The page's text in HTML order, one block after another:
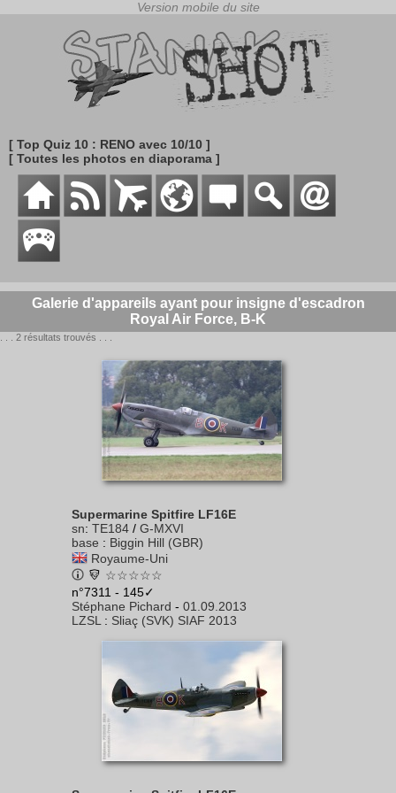
[ Top Quiz 10 : RENO avec 10/10 ]
[ Toutes les photos en diaporama ]
Galerie d'appareils ayant pour insigne d'escadron
Royal Air Force, B-K
. . . 2 résultats trouvés . . .
Supermarine Spitfire LF16E
sn: TE184 / G-MXVI
base : Biggin Hill (GBR)
Royaume-Uni
☆☆☆☆☆
n°7311 - 145✓
Stéphane Pichard - 01.09.2013
LZSL : Sliaç (SVK) SIAF 2013